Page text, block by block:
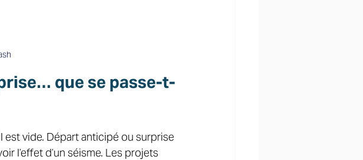
que se passe-t-
vide. Départ anticipé ou surprise
l’effet d’un séisme. Les projets